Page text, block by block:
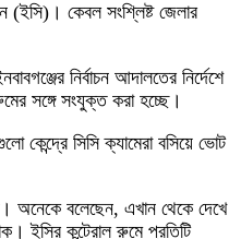
(ইসি)। কেবল সংশ্লিষ্ট জেলার
নির্বাচন আদালতের নির্দেশে
সঙ্গে সংযুক্ত করা হচ্ছে।
কেন্দ্রে সিসি ক্যামেরা বসিয়ে ভোট
অনেকে বলেছেন, এখান থেকে দেখে
ইসির কন্ট্রোল রুমে প্রতিটি